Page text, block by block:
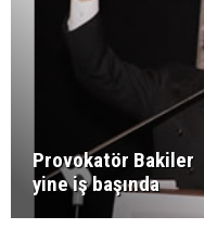
Provokatör Bakiler
yine iş başında